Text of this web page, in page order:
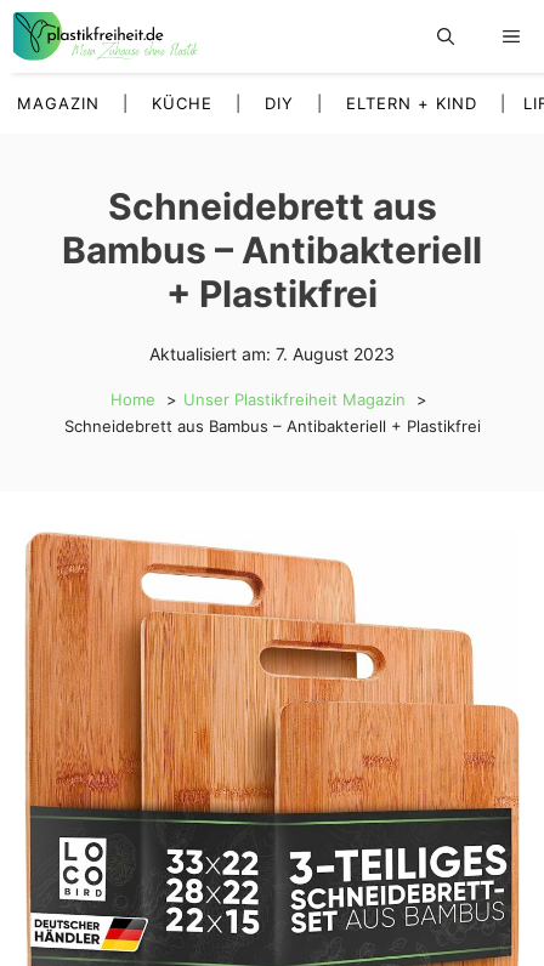
Zum
Inhalt
MAGAZIN KÜCHE DIY ELTERN + KIND
Schneidebrett aus
Bambus – Antibakteriell
+ Plastikfrei
Aktualisiert am: 7. August 2023
Home
Unser Plastikfreiheit Magazin
Schneidebrett aus Bambus – Antibakteriell + Plastikfrei